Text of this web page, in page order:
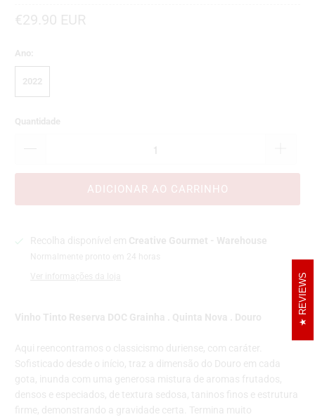
€29.90 EUR
Ano:
2022
Quantidade
ADICIONAR AO CARRINHO
Recolha disponível em Creative Gourmet - Warehouse
Normalmente pronto em 24 horas
Ver informações da loja
Vinho Tinto Reserva DOC Grainha . Quinta Nova . Douro
Aqui reencontramos o classicismo duriense, com caráter.
Sofisticado desde o início, traz a dimensão do Douro em cada
gota, inunda com uma generosa mistura de aromas frutados,
densos e especiados, de textura sedosa, taninos finos e estrutura
firme, demonstrando a gravidade certa. Termina muito
REVIEWS